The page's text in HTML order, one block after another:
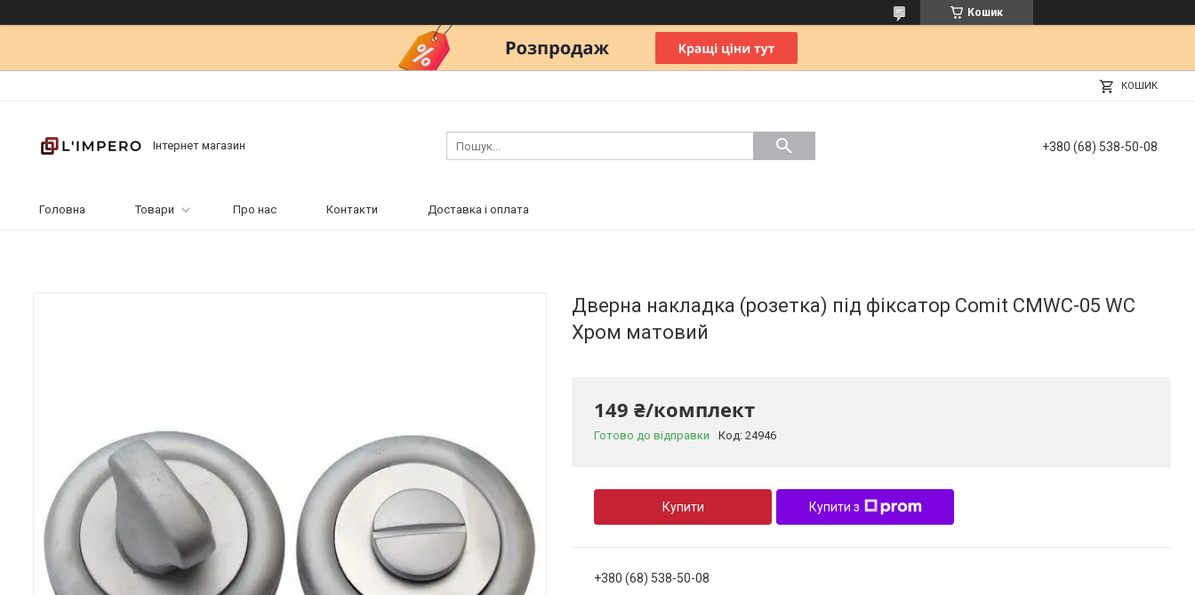
Кошик
КОШИК
Інтернет магазин +380 (68) 538-50-08
Головна Товари Про нас Контакти Доставка і оплата
Дверна накладка (розетка) під фіксатор Comit CMWC-05 WC
Хром матовий
149 ₴/комплект
Готово до відправки Код: 24946
Купити Купити з
+380 (68) 538-50-08